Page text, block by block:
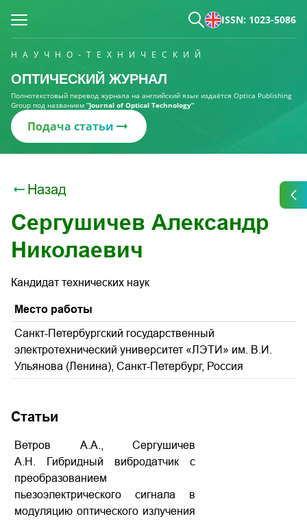
ISSN: 1023-5086
НАУЧНО-ТЕХНИЧЕСКИЙ
ОПТИЧЕСКИЙ ЖУРНАЛ
Полнотекстовый перевод журнала на английский язык издаётся Optica Publishing
Group под названием “Journal of Optical Technology“
Подача статьи
Назад
Сергушичев Александр
Николаевич
Кандидат технических наук
Место работы
Санкт-Петербургский государственный
электротехнический университет «ЛЭТИ» им. В.И.
Ульянова (Ленина), Санкт-Петербург, Россия
Статьи
Ветров А.А., Сергушичев
А.Н. Гибридный вибродатчик с
преобразованием
пьезоэлектрического сигнала в
модуляцию оптического излучения